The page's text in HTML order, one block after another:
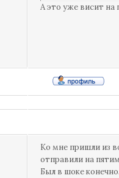
А это уже висит на
Ко мне пришли из
отправили на
Был в шоке